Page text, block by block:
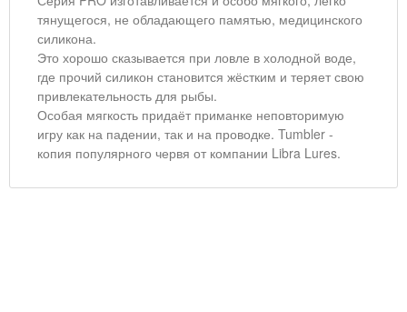
тянущегося, не обладающего памятью, медицинского
силикона.
Это хорошо сказывается при ловле в холодной воде,
где прочий силикон становится жёстким и теряет свою
привлекательность для рыбы.
Особая мягкость придаёт приманке неповторимую
игру как на падении, так и на проводке. Tumbler -
копия популярного червя от компании Libra Lures.